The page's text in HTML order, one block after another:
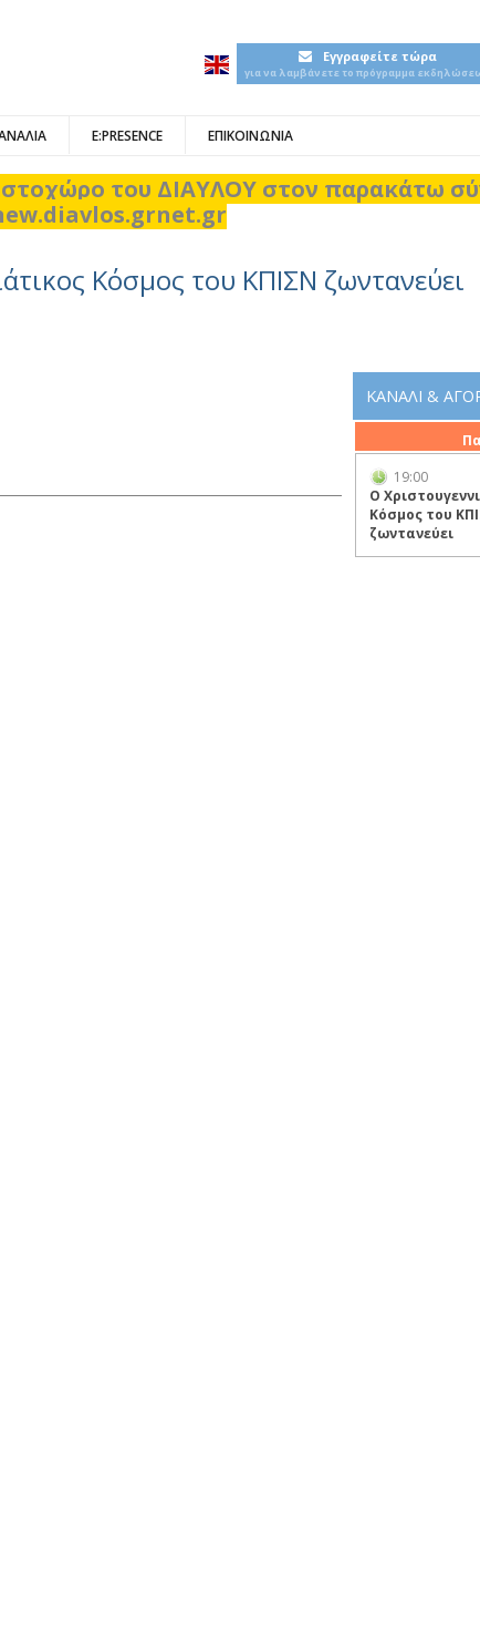
Εγγραφείτε τώρα
για να λαμβάνετε το πρόγραμμα
E:PRESENCE ΕΠΙΚΟΙΝΩΝΙΑ
του ΔΙΑΥΛΟΥ στον παρακάτω
Κόσμος του ΚΠΙΣΝ ζωντανεύει
ΚΑΝΑΛΙ &
19:00
Ο
Κόσμος του
ζωντανεύει